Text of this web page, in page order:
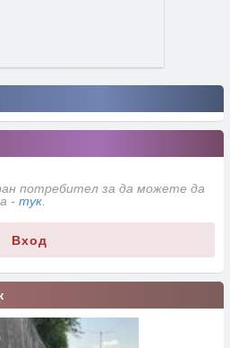
потребител за да можете да
- тук
Вход